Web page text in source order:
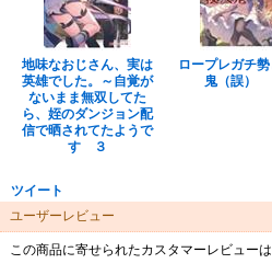
地味なおじさん、実は
英雄でした。～自覚が
ないまま無双してた
ら、姪のダンジョン配
信で晒されてたようで
す ３
ロープレガチ
鬼（誤）
ツイート
ユーザーレビュー
この商品に寄せられたカスタマーレビューは